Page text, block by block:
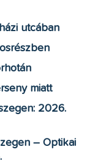
utcában
miatt
2026.
– Optikai